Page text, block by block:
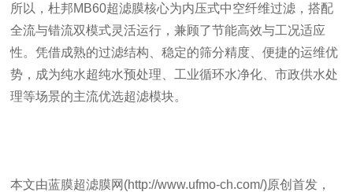
所以，杜邦MB60超滤膜核心为内压式中空纤维过滤，搭配
全流与错流双模式灵活运行，兼顾了节能高效与工况适应
性。凭借成熟的过滤结构、稳定的筛分精度、便捷的运维优
势，成为纯水超纯水预处理、工业循环水净化、市政供水处
理等场景的主流优选超滤模块。
本文由蓝膜超滤膜网(http://www.ufmo-ch.com/)原创首发，